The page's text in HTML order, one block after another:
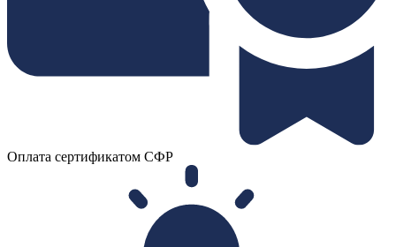
Оплата сертификатом СФР